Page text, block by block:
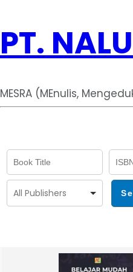
PT.
MESRA (MEnulis,